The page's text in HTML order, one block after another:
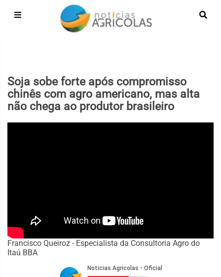
Soja sobe forte após compromisso
chinês com agro americano, mas alta
não chega ao produtor brasileiro
Francisco Queiroz - Especialista da Consultoria Agro do
Itaú BBA